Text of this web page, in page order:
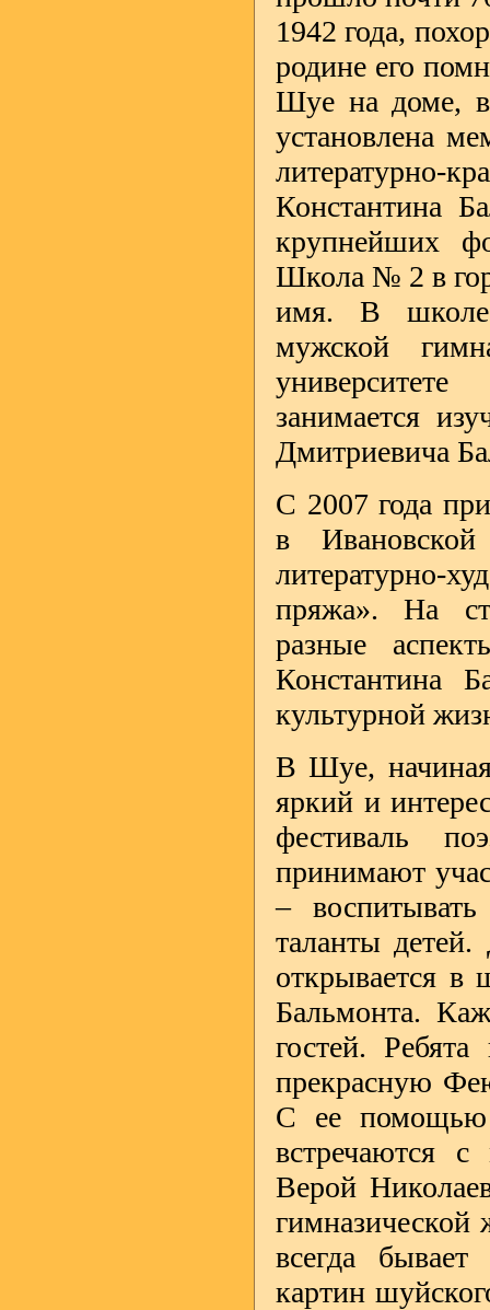
1942 года,
родине его
Шуе на доме, в
установлена
литературно-
Константина
крупнейших
Школа № 2 в
имя. В школе
мужской
занимается
Дмитриевича
С 2007 года
в Ивановской
литературно-
пряжа». На
разные
Константина
культурной
В Шуе, начиная
яркий и
фестиваль
принимают
–
таланты
открывается
Бальмонта.
гостей.
прекрасную
С ее помощью
встречаются
Верой
гимназической
всегда
картин